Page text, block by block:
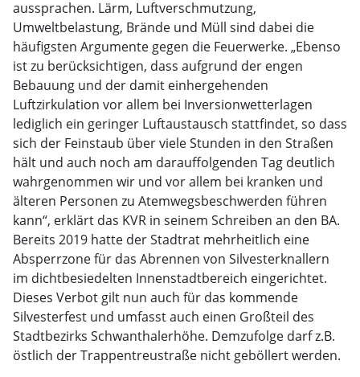
aussprachen. Lärm, Luftverschmutzung,
Umweltbelastung, Brände und Müll sind dabei die
häufigsten Argumente gegen die Feuerwerke. „Ebenso
ist zu berücksichtigen, dass aufgrund der engen
Bebauung und der damit einhergehenden
Luftzirkulation vor allem bei Inversionwetterlagen
lediglich ein geringer Luftaustausch stattfindet, so dass
sich der Feinstaub über viele Stunden in den Straßen
hält und auch noch am darauffolgenden Tag deutlich
wahrgenommen wir und vor allem bei kranken und
älteren Personen zu Atemwegsbeschwerden führen
kann“, erklärt das KVR in seinem Schreiben an den BA.
Bereits 2019 hatte der Stadtrat mehrheitlich eine
Absperrzone für das Abrennen von Silvesterknallern
im dichtbesiedelten Innenstadtbereich eingerichtet.
Dieses Verbot gilt nun auch für das kommende
Silvesterfest und umfasst auch einen Großteil des
Stadtbezirks Schwanthalerhöhe. Demzufolge darf z.B.
östlich der Trappentreustraße nicht geböllert werden.